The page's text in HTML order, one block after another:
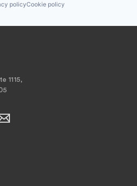
policyCookie policy
1115,